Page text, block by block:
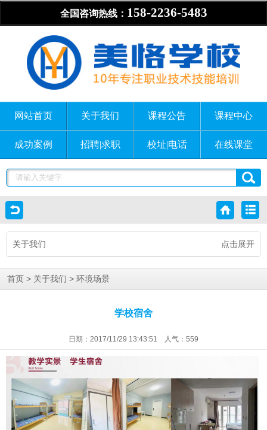
全国咨询热线： 158-2236-5483
网站首页 关于我们 课程公告 课程中心
成功案例 招聘|求职 校址|电话 在线课堂
点击展开
关于我们
首页 > 关于我们 > 环境场景
学校宿舍
日期：2017/11/29 13:43:51 人气： 559